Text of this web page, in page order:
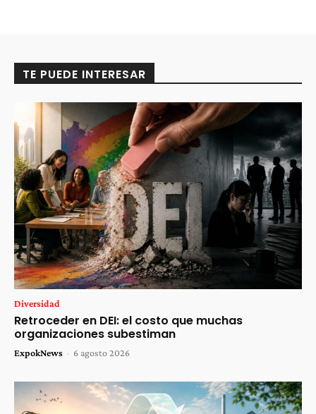
TE PUEDE INTERESAR
Diversidad
Retroceder en DEI: el costo que muchas
organizaciones subestiman
ExpokNews - 6 agosto 2026